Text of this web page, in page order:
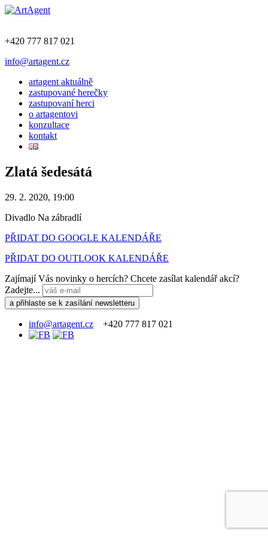
+420 777 817 021
info@artagent.cz
artagent aktuálně
zastupované herečky
zastupovaní herci
o artagentovi
konzultace
kontakt
Zlatá šedesátá
29. 2. 2020, 19:00
Divadlo Na zábradlí
PŘIDAT DO GOOGLE KALENDÁŘE
PŘIDAT DO OUTLOOK KALENDÁŘE
Zajímají Vás novinky o hercích? Chcete zasílat kalendář akcí?
Zadejte...
info@artagent.cz +420 777 817 021